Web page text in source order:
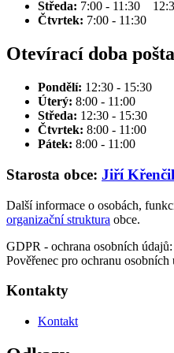
Středa: 7:00 - 11:30
Čtvrtek: 7:00 - 11:30
Otevírací doba
Pondělí: 12:30 - 15:30
Úterý: 8:00 - 11:00
Středa: 12:30 - 15:30
Čtvrtek: 8:00 - 11:00
Pátek: 8:00 - 11:00
Starosta obce: Jiří Křenčil
Další informace o osobách,
organizační struktura obce.
GDPR - ochrana osobních údajů:
Pověřenec pro ochranu osobních
Kontakty
Kontakt